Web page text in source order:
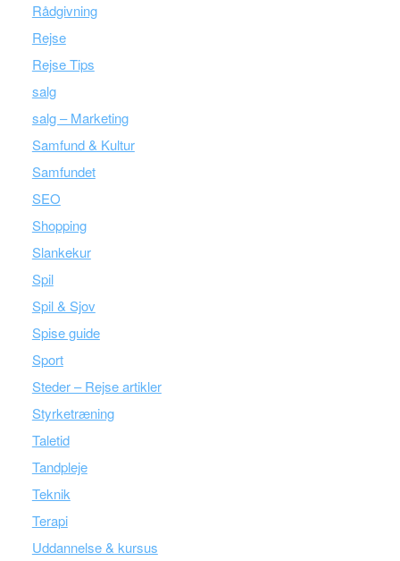
Rådgivning
Rejse
Rejse Tips
salg
salg – Marketing
Samfund & Kultur
Samfundet
SEO
Shopping
Slankekur
Spil
Spil & Sjov
Spise guide
Sport
Steder – Rejse artikler
Styrketræning
Taletid
Tandpleje
Teknik
Terapi
Uddannelse & kursus